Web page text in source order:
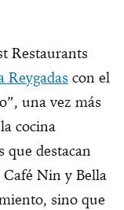
Restaurants
Reygadas con el
una vez más
cocina
que destacan
Café Nin y Bella
sino que